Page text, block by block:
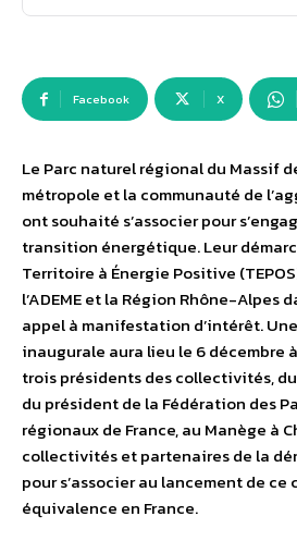
Facebook X
Le Parc naturel régional du Massif
métropole et la communauté de
ont souhaité s’associer pour
transition énergétique. Leur
Territoire à Énergie Positive
l’ADEME et la Région Rhône-Alpes
appel à manifestation d’intérêt.
inaugurale aura lieu le 6 décembre
trois présidents des collectivités,
du président de la Fédération des
régionaux de France, au Manège à
collectivités et partenaires de la
pour s’associer au lancement de ce
équivalence en France.